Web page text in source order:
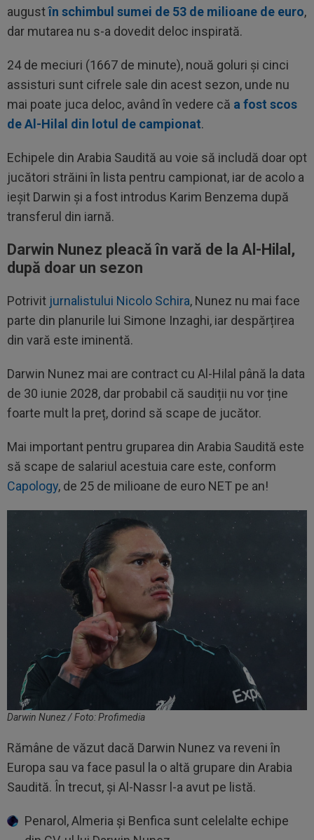
augustîn schimbul sumei de 53 de milioane de euro,
dar mutarea nu s-a dovedit deloc inspirată.
24 de meciuri (1667 de minute), nouă goluri și cinci
assisturi sunt cifrele sale din acest sezon, unde nu
mai poate juca deloc, având în vedere că a fost scos
de Al-Hilal din lotul de campionat.
Echipele din Arabia Saudită au voie să includă doar opt
jucători străini în lista pentru campionat, iar de acolo a
ieșit Darwin și a fost introdus Karim Benzema după
transferul din iarnă.
Darwin Nunez pleacă în vară de la Al-Hilal,
după doar un sezon
Potrivit jurnalistului Nicolo Schira, Nunez nu mai face
parte din planurile lui Simone Inzaghi, iar despărțirea
din vară este iminentă.
Darwin Nunez mai are contract cu Al-Hilal până la data
de 30 iunie 2028, dar probabil că saudiții nu vor ține
foarte mult la preț, dorind să scape de jucător.
Mai important pentru gruparea din Arabia Saudită este
să scape de salariul acestuia care este, conform
Capology, de 25 de milioane de euro NET pe an!
Darwin Nunez / Foto: Profimedia
Rămâne de văzut dacă Darwin Nunez va reveni în
Europa sau va face pasul la o altă grupare din Arabia
Saudită. În trecut, și Al-Nassr l-a avut pe listă.
Penarol, Almeria și Benfica sunt celelalte echipe